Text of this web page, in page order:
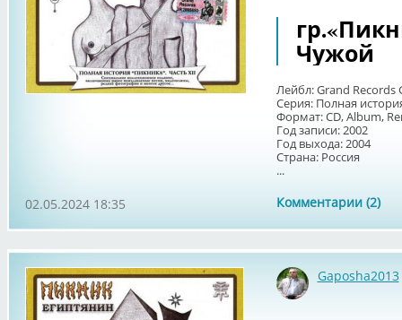
Чужой
Лейбл: Grand Records
Серия: Полная
Формат: CD, Album,
Год записи: 2002
Год выхода: 2004
Страна: Россия
...
Комментарии (2)
02.05.2024 18:35
Gaposha2013